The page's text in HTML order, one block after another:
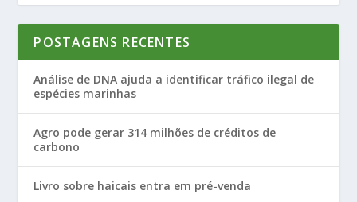
POSTAGENS RECENTES
Análise de DNA ajuda a identificar tráfico ilegal de
espécies marinhas
Agro pode gerar 314 milhões de créditos de
carbono
Livro sobre haicais entra em pré-venda